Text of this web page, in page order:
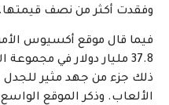
وفقدت أكثر من نصف قيمتها.
فيما قال موقع أكسيوس
ذلك جزء من جهد مثير
الألعاب. وذكر الموقع